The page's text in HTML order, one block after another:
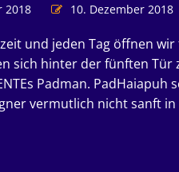
2018 10. Dezember 2018
und jeden Tag öffnen
sich hinter der fünften Tür
Padman.
vermutlich nicht sanft